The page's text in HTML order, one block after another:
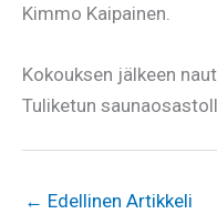
Kimmo Kaipainen.
Kokouksen jälkeen
Tuliketun
← Edellinen Artikkeli